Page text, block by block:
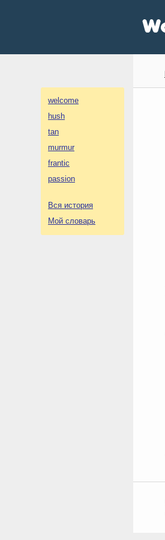
welcome
hush
tan
murmur
frantic
passion
Вся история
Мой словарь